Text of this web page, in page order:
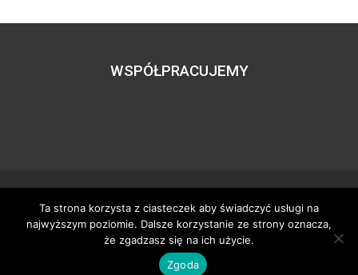
WSPÓŁPRACUJEMY
Wszystkie prawa zastrzeżone – zzgbogdanka.pl
Dostosowanie:Tworzenie stron www– H5studio.pl
Ta strona korzysta z ciasteczek aby świadczyć usługi na
najwyższym poziomie. Dalsze korzystanie ze strony oznacza,
że zgadzasz się na ich użycie.
Zgoda